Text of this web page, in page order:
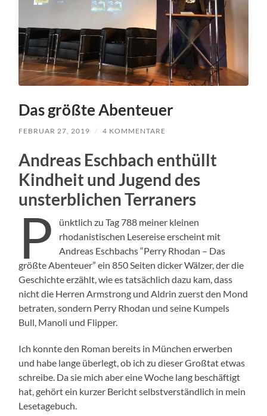
Das größte Abenteuer
FEBRUAR 27, 2019 / 4 KOMMENTARE
Andreas Eschbach enthüllt
Kindheit und Jugend des
unsterblichen Terraners
P
ünktlich zu Tag 788 meiner kleinen
rhodanistischen Lesereise erscheint mit
Andreas Eschbachs “Perry Rhodan – Das
größte Abenteuer” ein 850 Seiten dicker Wälzer, der die
Geschichte erzählt, wie es tatsächlich dazu kam, dass
nicht die Herren Armstrong und Aldrin zuerst den Mond
betraten, sondern Perry Rhodan und seine Kumpels
Bull, Manoli und Flipper.
Ich konnte den Roman bereits in München erwerben
und habe lange überlegt, ob ich zu dieser Großtat etwas
schreibe. Da sie mich aber eine Woche lang beschäftigt
hat, gehört ein kurzer Bericht selbstverständlich in mein
Lesetagebuch.